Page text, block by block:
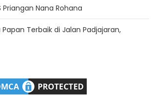
Priangan Nana Rohana
Terbaik di Jalan Padjajaran,